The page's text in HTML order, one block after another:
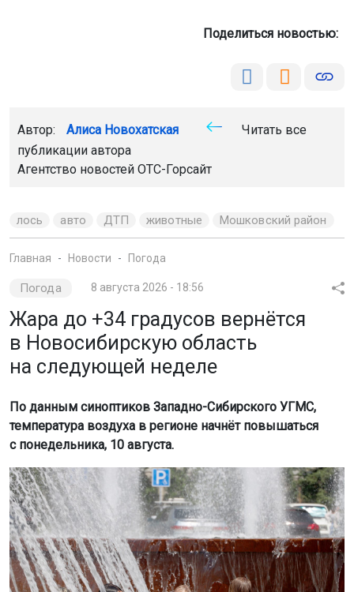
Поделиться новостью:
Автор: Алиса Новохатская
Читать все
публикации автора
Агентство новостей ОТС-Горсайт
лось авто ДТП животные Мошковский район
Главная Новости Погода
Погода 8 августа 2026 - 18:56
Жара до +34 градусов вернётся
в Новосибирскую область
на следующей неделе
По данным синоптиков Западно-Сибирского УГМС,
температура воздуха в регионе начнёт повышаться
с понедельника, 10 августа.